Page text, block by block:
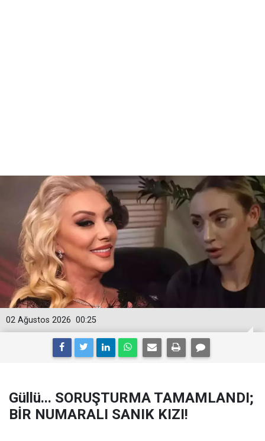
00:25
02 Ağustos 2026
Güllü... SORUŞTURMA TAMAMLANDI;
BİR NUMARALI SANIK KIZI!